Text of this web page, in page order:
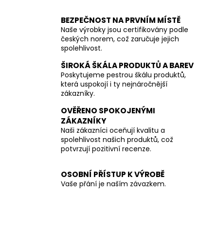
BEZPEČNOST NA PRVNÍM MÍSTĚ
Naše výrobky jsou certifikovány podle
českých norem, což zaručuje jejich
spolehlivost.
ŠIROKÁ ŠKÁLA PRODUKTŮ A BAREV
Poskytujeme pestrou škálu produktů,
která uspokojí i ty nejnáročnější
zákazníky.
OVĚŘENO SPOKOJENÝMI
ZÁKAZNÍKY
Naši zákazníci oceňují kvalitu a
spolehlivost našich produktů, což
potvrzují pozitivní recenze.
OSOBNÍ PŘÍSTUP K VÝROBĚ
Vaše přání je naším závazkem.